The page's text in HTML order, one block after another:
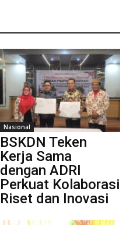
Nasional
BSKDN Teken
Kerja Sama
dengan ADRI
Perkuat Kolaborasi
Riset dan Inovasi